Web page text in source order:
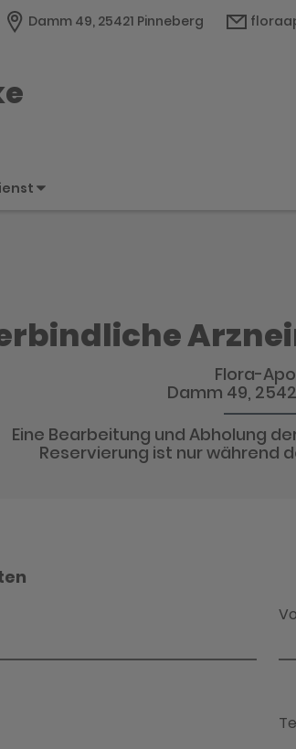
Damm 49, 25421 Pinneberg
Flora-
Damm 49,
Eine Bearbeitung und Abholung
Reservierung ist nur während